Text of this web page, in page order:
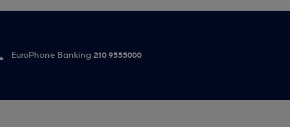
EuroPhone Banking 210 9555000